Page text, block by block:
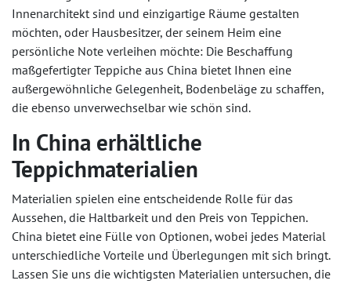
Innenarchitekt sind und einzigartige Räume gestalten
möchten, oder Hausbesitzer, der seinem Heim eine
persönliche Note verleihen möchte: Die Beschaffung
maßgefertigter Teppiche aus China bietet Ihnen eine
außergewöhnliche Gelegenheit, Bodenbeläge zu schaffen,
die ebenso unverwechselbar wie schön sind.
In China erhältliche
Teppichmaterialien
Materialien spielen eine entscheidende Rolle für das
Aussehen, die Haltbarkeit und den Preis von Teppichen.
China bietet eine Fülle von Optionen, wobei jedes Material
unterschiedliche Vorteile und Überlegungen mit sich bringt.
Lassen Sie uns die wichtigsten Materialien untersuchen, die